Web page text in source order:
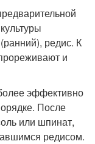
редис. К
и
эффективно
После
или шпинат,
редисом.